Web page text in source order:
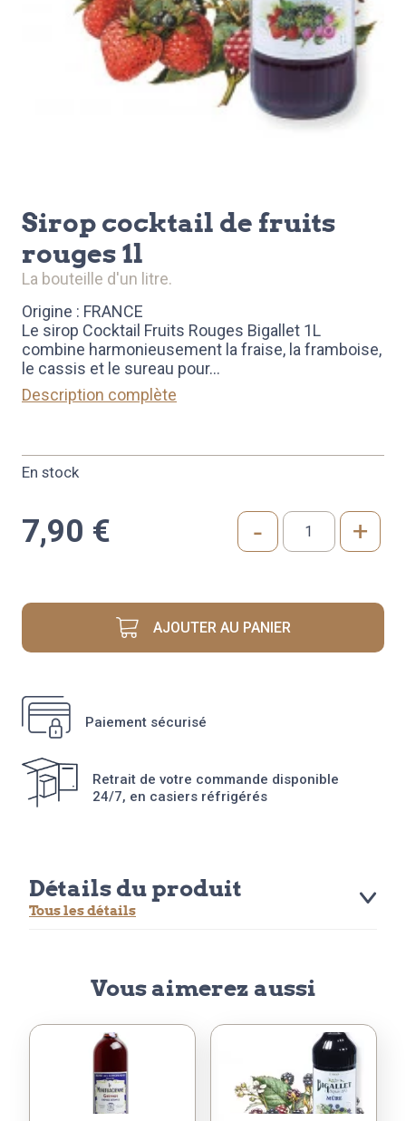
sirop cocktail de fruits
rouges 1l
la bouteille d'un litre.
Origine : FRANCE
Le sirop Cocktail Fruits Rouges Bigallet 1L
combine harmonieusement la fraise, la framboise,
le cassis et le sureau pour...
Description complète
En stock
7,90 €
quantité
COCKTAIL
DE
- +
AJOUTER AU PANIER
Paiement sécurisé
Retrait de votre commande disponible
24/7, en casiers réfrigérés
Détails du produit
Tous les détails
Vous aimerez aussi